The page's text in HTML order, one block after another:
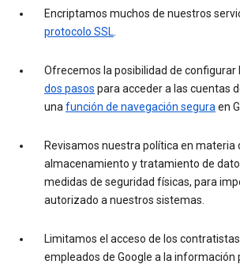
Encriptamos muchos de nuestros
protocolo SSL.
Ofrecemos la posibilidad de configurar
dos pasos para acceder a las cuentas
unafunción de navegación seguraen
Revisamos nuestra política en materia
almacenamiento y tratamiento de
medidas de seguridad físicas, para
autorizado a nuestros sistemas.
Limitamos el acceso de los
empleados de Google a la información